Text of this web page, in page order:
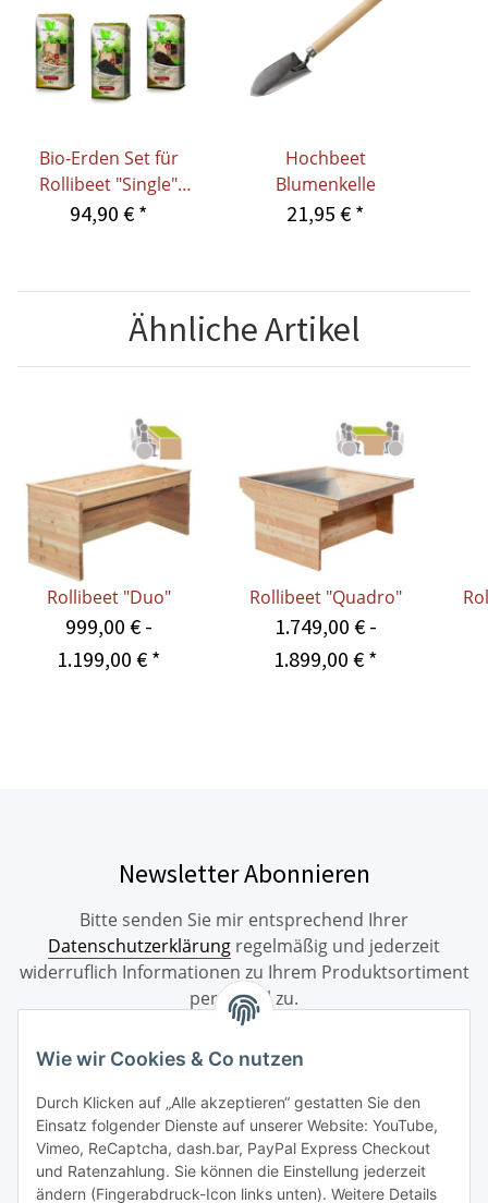
Bio-Erden Set für
Rollibeet "Single"
Höhe 65cm
94,90 € *
Hochbeet
Blumenkelle
21,95 € *
Ähnliche Artikel
Rollibeet "Duo"
999,00 € -
1.199,00 € *
Rollibeet "Quadro"
1.749,00 € -
1.899,00 € *
Newsletter Abonnieren
Bitte senden Sie mir entsprechend Ihrer
Datenschutzerklärung regelmäßig und jederzeit
widerruflich Informationen zu Ihrem Produktsortiment
per E-Mail zu.
Informationen
Bestellung widerrufen
Wie wir Cookies & Co nutzen
Durch Klicken auf „Alle akzeptieren“ gestatten Sie den
Einsatz folgender Dienste auf unserer Website: YouTube,
Vimeo, ReCaptcha, dash.bar, PayPal Express Checkout
und Ratenzahlung. Sie können die Einstellung jederzeit
ändern (Fingerabdruck-Icon links unten). Weitere Details